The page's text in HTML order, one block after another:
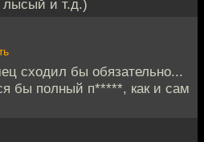
и т.д.)
сходил бы обязательно...
бы полный п*****, как и сам